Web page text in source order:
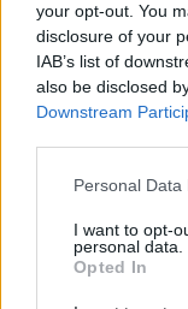
your opt-out. You
disclosure of your
IAB’s list of
also be disclosed
Downstream
Please note that
not limited to your
grant or deny
use your data for
Personal
I want to opt-
personal data.
Opted In
Végre
kedvenc
modern